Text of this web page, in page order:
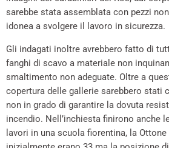
sarebbe stata assemblata con pezzi
idonea a svolgere il lavoro in sicurezza.
Gli indagati inoltre avrebbero fatto di
fanghi di scavo a materiale non
smaltimento non adeguate. Oltre a
copertura delle gallerie sarebbero stati
non in grado di garantire la dovuta
incendio. Nell’inchiesta finirono anche
lavori in una scuola fiorentina, la